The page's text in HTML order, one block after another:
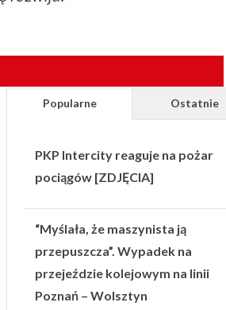
Popularne Ostatnie
PKP Intercity reaguje na pożar
pociągów [ZDJĘCIA]
“Myślała, że maszynista ją
przepuszcza”. Wypadek na
przejeździe kolejowym na linii
Poznań – Wolsztyn